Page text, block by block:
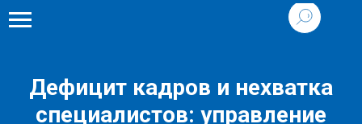
Дефицит кадров и нехватка
специалистов: управление